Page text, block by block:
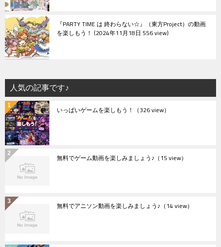
『PARTY TIME は 終わらない☆』（東方Project）の動画
を楽しもう！ 2024年11月18日 556 view
人気の記事です♪
いっぱいゲームを楽しもう！ （326 view）
無料でゲーム動画を楽しみましょう♪ （15 view）
無料でアニソン動画を楽しみましょう♪ （14 view）